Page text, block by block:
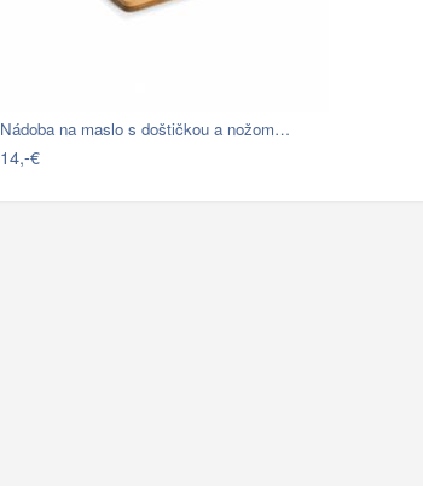
Nádoba na maslo s doštičkou a nožom…
14,-€